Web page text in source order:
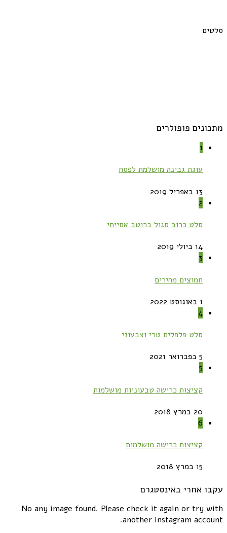
סלטים
מתכונים פופולרים
1
עוגת גבינה מושלמת לפסח
13 באפריל 2019
2
סלט כרוב סגול ברוטב אסייתי
14 ביולי 2019
3
חמוצים מהירים
1 באוגוסט 2022
4
סלט פלפלים טרי וצבעוני
5 בפברואר 2021
5
קציצות כרישה טבעוניות מושלמות
20 במרץ 2018
6
קציצות כרישה מושלמות
15 במרץ 2018
עקבו אחרי באינסטגרם
No any image found. Please check it again or try with
another instagram account.